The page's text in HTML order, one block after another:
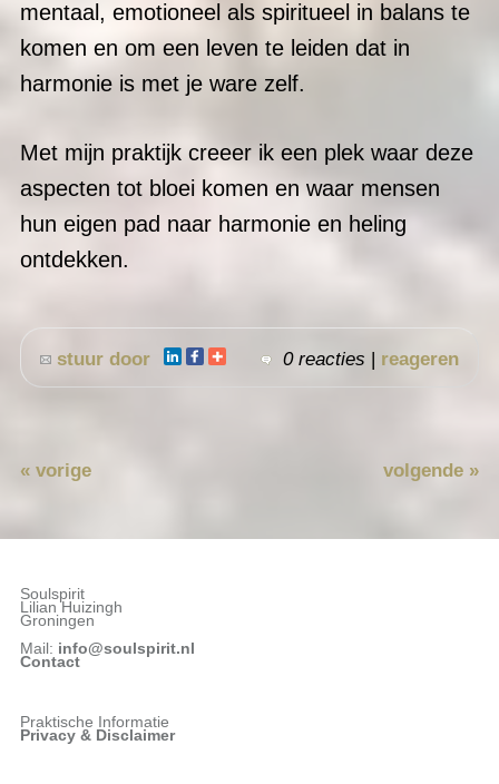
harmonie is met je ware zelf.
Met mijn praktijk creeer ik een plek waar deze
aspecten tot bloei komen en waar mensen
hun eigen pad naar harmonie en heling
ontdekken.
0 reacties | reageren
stuur door
« vorige volgende »
Soulspirit
Lilian Huizingh
Groningen
Mail: info@soulspirit.nl
Contact
Praktische Informatie
Privacy & Disclaimer